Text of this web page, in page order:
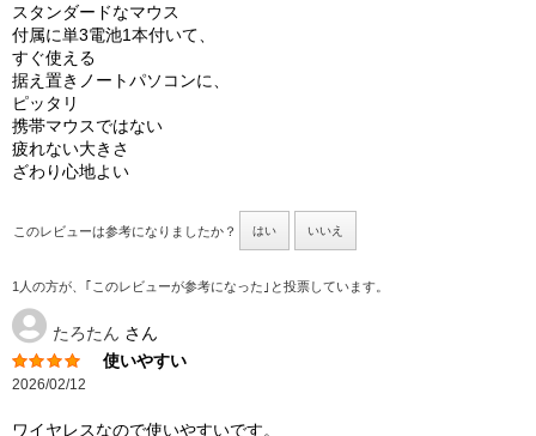
スタンダードなマウス
付属に単3電池1本付いて、
すぐ使える
据え置きノートパソコンに、
ピッタリ
携帯マウスではない
疲れない大きさ
ざわり心地よい
このレビューは参考になりましたか？ はい いいえ
1人の方が、｢このレビューが参考になった｣と投票しています。
たろたん さん
使いやすい
2026/02/12
ワイヤレスなので使いやすいです。